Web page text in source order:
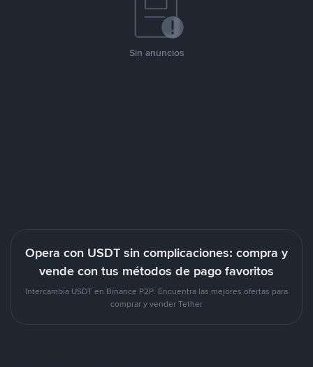
Sin anuncios
Opera con USDT sin complicaciones: compra y
vende con tus métodos de pago favoritos
Intercambia USDT en Binance P2P. Encuentra las mejores ofertas para
comprar y vender Tether